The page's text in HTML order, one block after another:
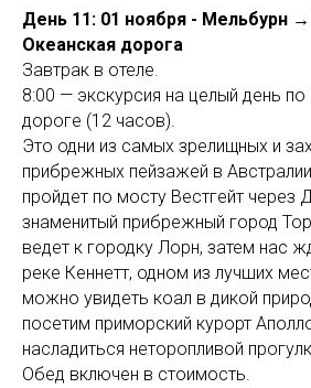
День 11: 01 ноября - Мельбурн
Океанская дорога
Завтрак в отеле.
8:00 — экскурсия на целый день
дороге (12 часов).
Это одни из самых зрелищных и
прибрежных пейзажей в
пройдет по мосту Вестгейт через
знаменитый прибрежный город
ведет к городку Лорн, затем нас
реке Кеннетт, одном из лучших
можно увидеть коал в дикой
посетим приморский курорт
насладиться неторопливой
Обед включен в стоимость.